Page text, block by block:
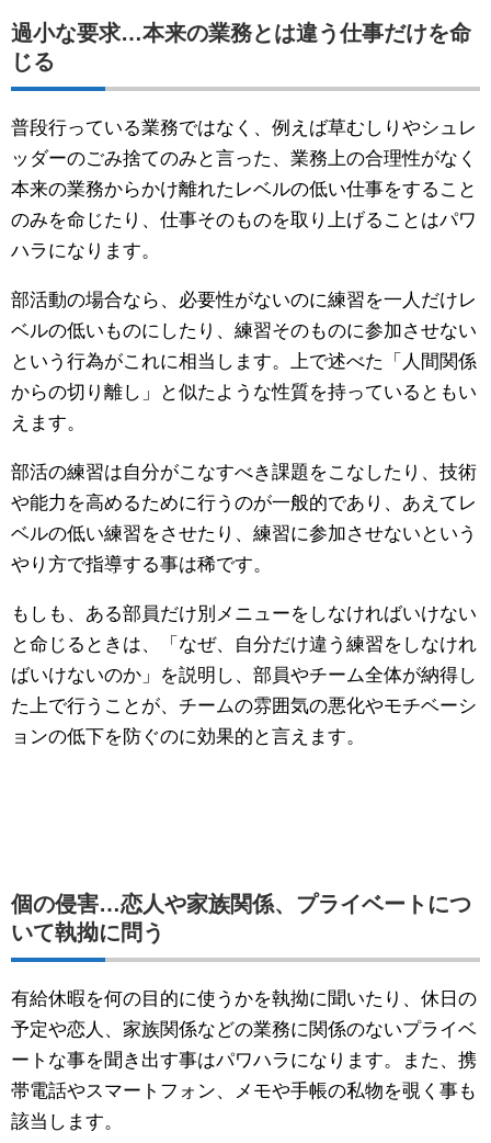
過小な要求…本来の業務とは違う仕事だけを命
じる
普段行っている業務ではなく、例えば草むしりやシュレ
ッダーのごみ捨てのみと言った、業務上の合理性がなく
本来の業務からかけ離れたレベルの低い仕事をすること
のみを命じたり、仕事そのものを取り上げることはパワ
ハラになります。
部活動の場合なら、必要性がないのに練習を一人だけレ
ベルの低いものにしたり、練習そのものに参加させない
という行為がこれに相当します。上で述べた「人間関係
からの切り離し」と似たような性質を持っているともい
えます。
部活の練習は自分がこなすべき課題をこなしたり、技術
や能力を高めるために行うのが一般的であり、あえてレ
ベルの低い練習をさせたり、練習に参加させないという
やり方で指導する事は稀です。
もしも、ある部員だけ別メニューをしなければいけない
と命じるときは、「なぜ、自分だけ違う練習をしなけれ
ばいけないのか」を説明し、部員やチーム全体が納得し
た上で行うことが、チームの雰囲気の悪化やモチベーシ
ョンの低下を防ぐのに効果的と言えます。
個の侵害…恋人や家族関係、プライベートにつ
いて執拗に問う
有給休暇を何の目的に使うかを執拗に聞いたり、休日の
予定や恋人、家族関係などの業務に関係のないプライベ
ートな事を聞き出す事はパワハラになります。また、携
帯電話やスマートフォン、メモや手帳の私物を覗く事も
該当します。